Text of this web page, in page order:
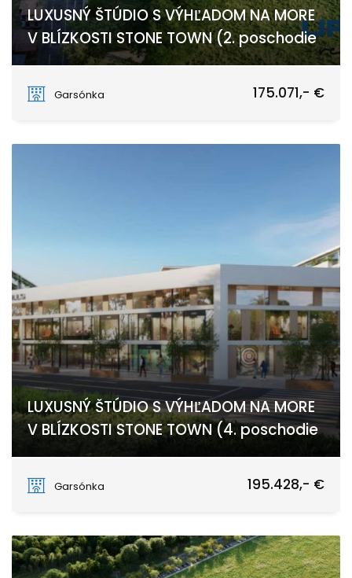
LUXUSNÝ ŠTÚDIO S VÝHĽADOM NA MORE
V BLÍZKOSTI STONE TOWN (2. poschodie
Garsónka
175.071,- €
LUXUSNÝ ŠTÚDIO S VÝHĽADOM NA MORE
V BLÍZKOSTI STONE TOWN (4. poschodie
Garsónka
195.428,- €